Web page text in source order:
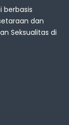
berbasis
dan
Seksualitas di